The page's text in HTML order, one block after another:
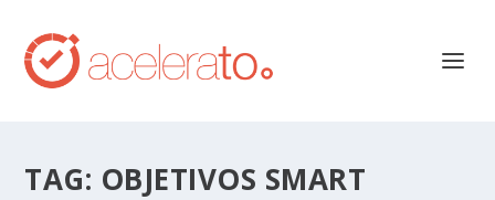
TAG: OBJETIVOS SMART